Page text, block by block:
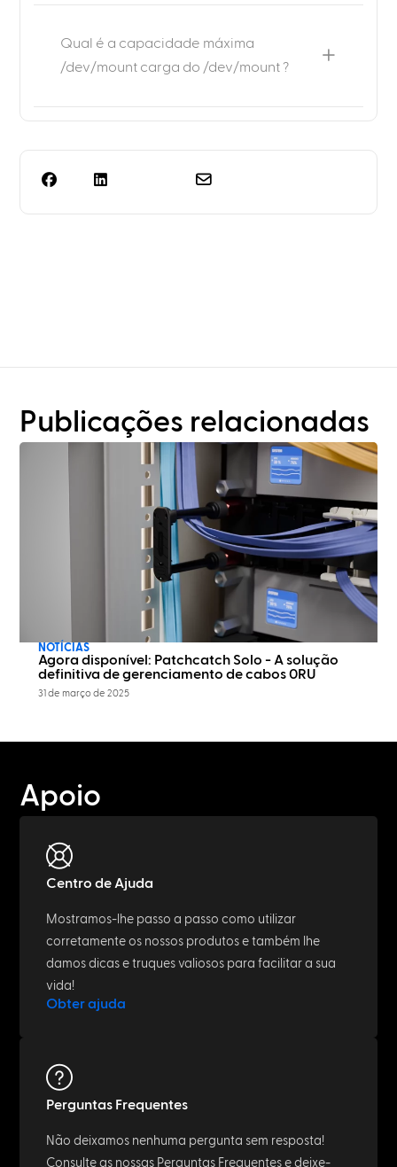
Qual é a capacidade máxima
/dev/mount carga do /dev/mount ?
Publicações relacionadas
NOTÍCIAS
Agora disponível: Patchcatch Solo - A solução
definitiva de gerenciamento de cabos 0RU
31 de março de 2025
Apoio
Centro de Ajuda
Mostramos-lhe passo a passo como utilizar
corretamente os nossos produtos e também lhe
damos dicas e truques valiosos para facilitar a sua
vida!
Obter ajuda
Perguntas Frequentes
Não deixamos nenhuma pergunta sem resposta!
Consulte as nossas Perguntas Frequentes e deixe-